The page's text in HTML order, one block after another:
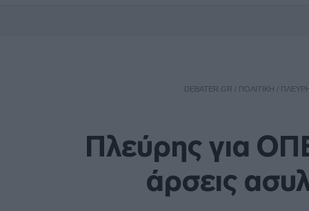
DEBATER.GR / ΠΟΛΙΤΙΚΗ /
Πλεύρης για
άρσεις